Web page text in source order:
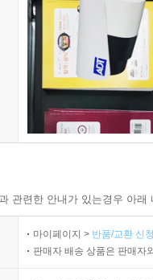
관련한 안내가 있는경우 아
마이페이지 > 반품/교환 신
판매자 배송 상품은 판매자